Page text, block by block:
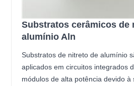
Substratos cerâmicos de
alumínio Aln
Substratos de nitreto de alumínio
aplicados em circuitos integrados
módulos de alta potência devido à